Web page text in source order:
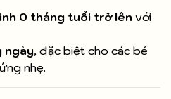
0 tháng tuổi trở lên với
ngày, đặc biệt cho các bé
nhẹ.